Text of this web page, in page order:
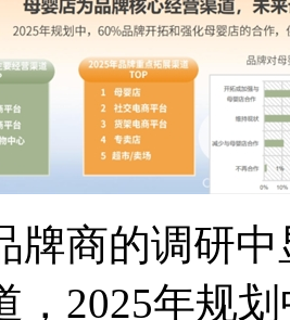
商的调研中
，2025年规